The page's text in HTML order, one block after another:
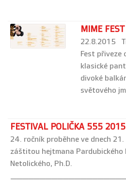
MIME
22.8.2015
Fest přiveze
klasické
divoké
světového
FESTIVAL POLIČKA 555 2015
24. ročník proběhne ve dnech
záštitou hejtmana Pardubického
Netolického, Ph.D.